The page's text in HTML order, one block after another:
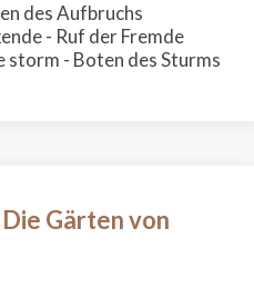
des Aufbruchs
- Ruf der Fremde
storm - Boten des Sturms
Gärten von